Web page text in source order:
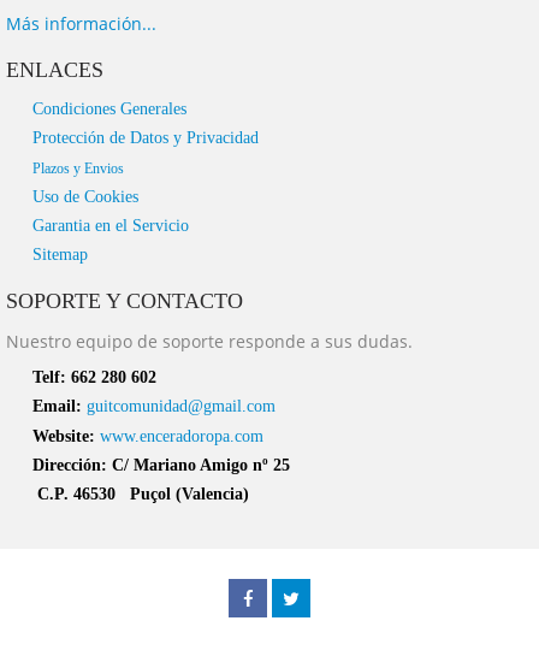
Más información...
ENLACES
Condiciones Generales
Protección de Datos y Privacidad
Plazos y Envios
Uso de Cookies
Garantia en el Servicio
Sitemap
SOPORTE Y CONTACTO
Nuestro equipo de soporte responde a sus dudas.
Telf: 662 280 602
Email: guitcomunidad@gmail.com
Website:www.enceradoropa.com
Dirección: C/ Mariano Amigo nº 25
C.P. 46530 Puçol (Valencia)